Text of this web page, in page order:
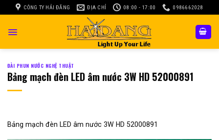
to
CÔNG TY HẢI ĐĂNG ĐỊA CHỈ 08:00 - 17:00 0986662028
ĐÀI PHUN NƯỚC NGHỆ THUẬT
Bảng mạch đèn LED âm nước 3W HD 52000891
Bảng mạch đèn LED âm nước 3W HD 52000891